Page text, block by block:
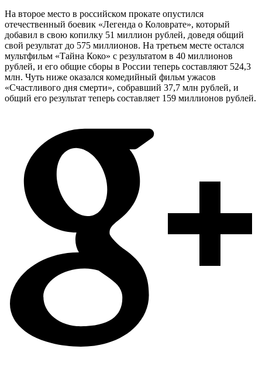
На второе место в российском прокате опустился
отечественный боевик «Легенда о Коловрате», который
добавил в свою копилку 51 миллион рублей, доведя общий
свой результат до 575 миллионов. На третьем месте остался
мультфильм «Тайна Коко» с результатом в 40 миллионов
рублей, и его общие сборы в России теперь составляют 524,3
млн. Чуть ниже оказался комедийный фильм ужасов
«Счастливого дня смерти», собравший 37,7 млн рублей, и
общий его результат теперь составляет 159 миллионов рублей.